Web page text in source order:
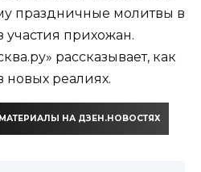
праздничные молитвы в
участия прихожан.
рассказывает, как
новых реалиях.
НА ДЗЕН.НОВОСТЯХ